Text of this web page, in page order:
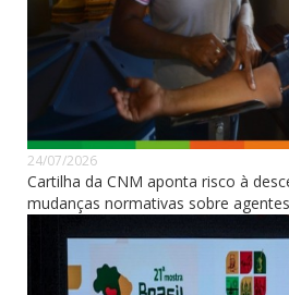
24/07/2026
Cartilha da CNM aponta risco à
mudanças normativas sobre